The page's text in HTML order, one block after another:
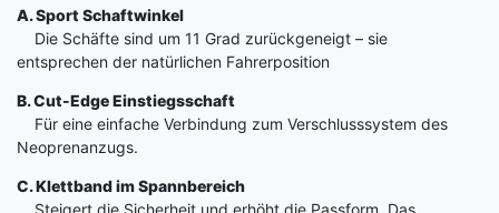
A. Sport Schaftwinkel
Die Schäfte sind um 11 Grad zurückgeneigt – sie
entsprechen der natürlichen Fahrerposition
B. Cut-Edge Einstiegsschaft
Für eine einfache Verbindung zum Verschlusssystem des
Neoprenanzugs.
C. Klettband im Spannbereich
Steigert die Sicherheit und erhöht die Passform. Das